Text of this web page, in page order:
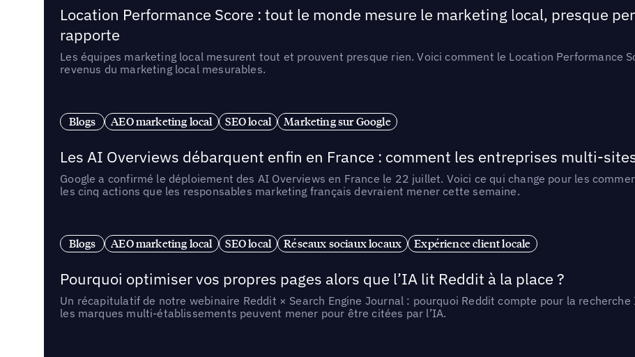
Location Performance Score : tout le monde mesure le marketing local, presque
rapporte
Les équipes marketing local mesurent tout et prouvent presque rien. Voici comment le Location Performance
revenus du marketing local mesurables.
Blogs AEO marketing local SEO local Marketing sur Google
Les AI Overviews débarquent enfin en France : comment les entreprises multi-
Google a confirmé le déploiement des AI Overviews en France le 22 juillet. Voici ce qui change pour les
les cinq actions que les responsables marketing français devraient mener cette semaine.
Blogs AEO marketing local SEO local Réseaux sociaux locaux Expérience client locale
Pourquoi optimiser vos propres pages alors que l’IA lit Reddit à la place ?
Un récapitulatif de notre webinaire Reddit × Search Engine Journal : pourquoi Reddit compte pour la
les marques multi-établissements peuvent mener pour être citées par l’IA.